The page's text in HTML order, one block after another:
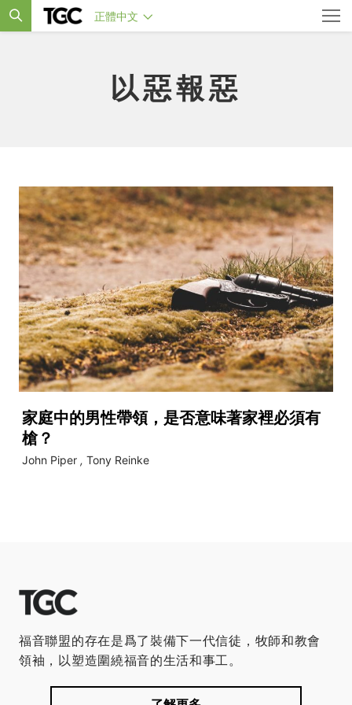
正體中文
以惡報惡
家庭中的男性帶領，是否意味著家裡必須有
槍？
John Piper , Tony Reinke
福音聯盟的存在是爲了裝備下一代信徒，牧師和教會
領袖，以塑造圍繞福音的生活和事工。